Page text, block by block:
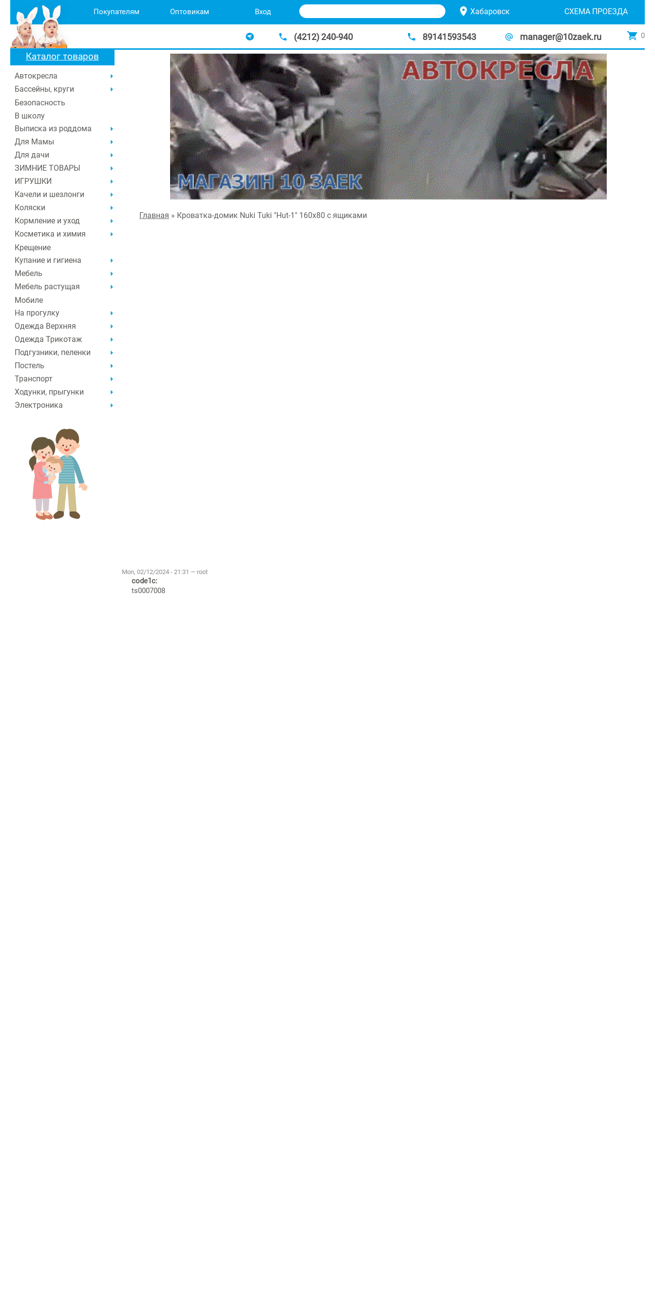
Покупателям Оптовикам Вход Хабаровск СХЕМА ПРОЕЗДА
(4212) 240-940 89141593543 manager@10zaek.ru 0
Главная » Кроватка-домик Nuki Tuki "Hut-1" 160х80 с ящиками
Mon, 02/12/2024 - 21:31 — root
code1c:
ts0007008
Каталог товаров
Автокресла
Бассейны, круги
Безопасность
В школу
Выписка из роддома
Для Мамы
Для дачи
ЗИМНИЕ ТОВАРЫ
ИГРУШКИ
Качели и шезлонги
Коляски
Кормление и уход
Косметика и химия
Крещение
Купание и гигиена
Мебель
Мебель растущая
Мобиле
На прогулку
Одежда Верхняя
Одежда Трикотаж
Подгузники, пеленки
Постель
Транспорт
Ходунки, прыгунки
Электроника